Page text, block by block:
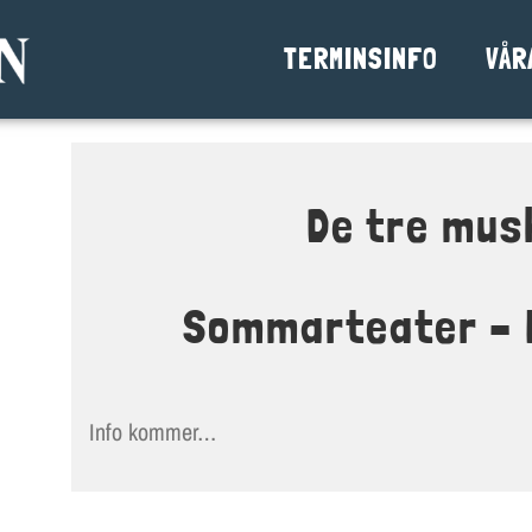
TERMINSINFO
De tre
Sommarteater –
Info kommer…